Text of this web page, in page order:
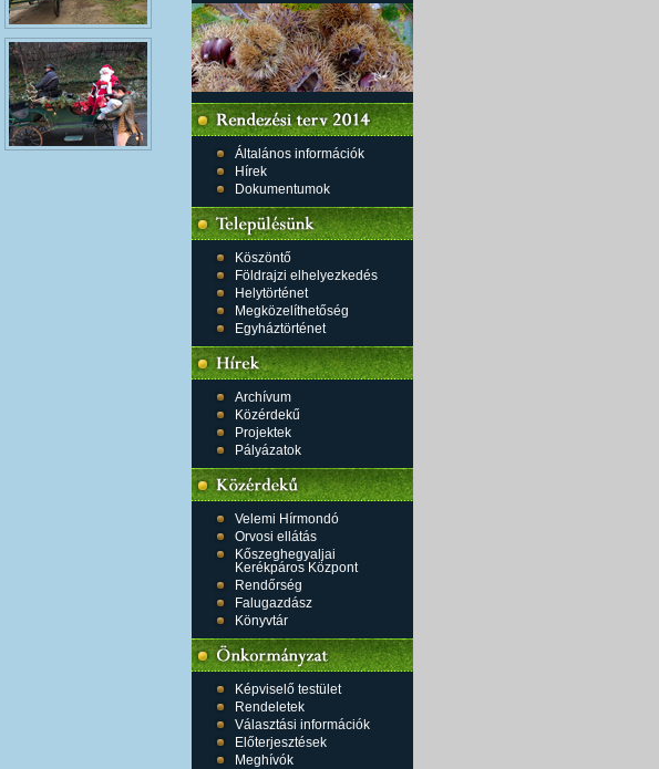
Általános információk
Hírek
Dokumentumok
Köszöntő
Földrajzi elhelyezkedés
Helytörténet
Megközelíthetőség
Egyháztörténet
Archívum
Közérdekű
Projektek
Pályázatok
Velemi Hírmondó
Orvosi ellátás
Kőszeghegyaljai
Kerékpáros Központ
Rendőrség
Falugazdász
Könyvtár
Képviselő testület
Rendeletek
Választási információk
Előterjesztések
Meghívók